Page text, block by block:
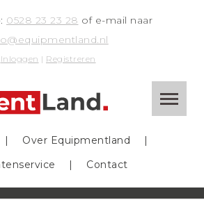
0528 23 23 28 of e-mail naar
Inloggen | Registreren
| Over Equipmentland
|
| Contact